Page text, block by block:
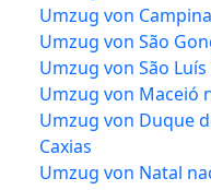
Umzug von
Umzug von São
Umzug von São
Umzug von Maceió
Umzug von Duque
Caxias
Umzug von Natal